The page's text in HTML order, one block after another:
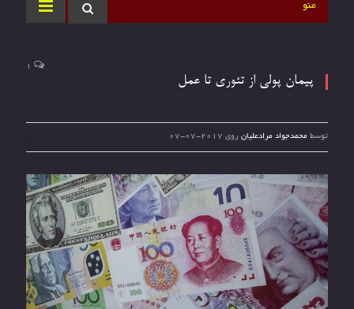
منو
پیمان پولی از تئوری تا عمل
توسط محمدجواد مرادعلیان روی 2017-07-07